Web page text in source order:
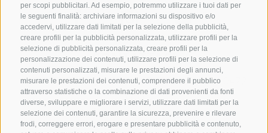
per scopi pubblicitari. Ad esempio, potremmo utilizzare i tuoi dati per
le seguenti finalità: archiviare informazioni su dispositivo e/o
accedervi, utilizzare dati limitati per la selezione della pubblicità,
creare profili per la pubblicità personalizzata, utilizzare profili per la
selezione di pubblicità personalizzata, creare profili per la
personalizzazione dei contenuti, utilizzare profili per la selezione di
contenuti personalizzati, misurare le prestazioni degli annunci,
misurare le prestazioni dei contenuti, comprendere il pubblico
attraverso statistiche o la combinazione di dati provenienti da fonti
diverse, sviluppare e migliorare i servizi, utilizzare dati limitati per la
selezione dei contenuti, garantire la sicurezza, prevenire e rilevare
frodi, correggere errori, erogare e presentare pubblicità e contenuto,
CONTATTACI
+39 0472 765325/+39 0472 760608/+39 0472
632372
info@sterzing-ratschings.it